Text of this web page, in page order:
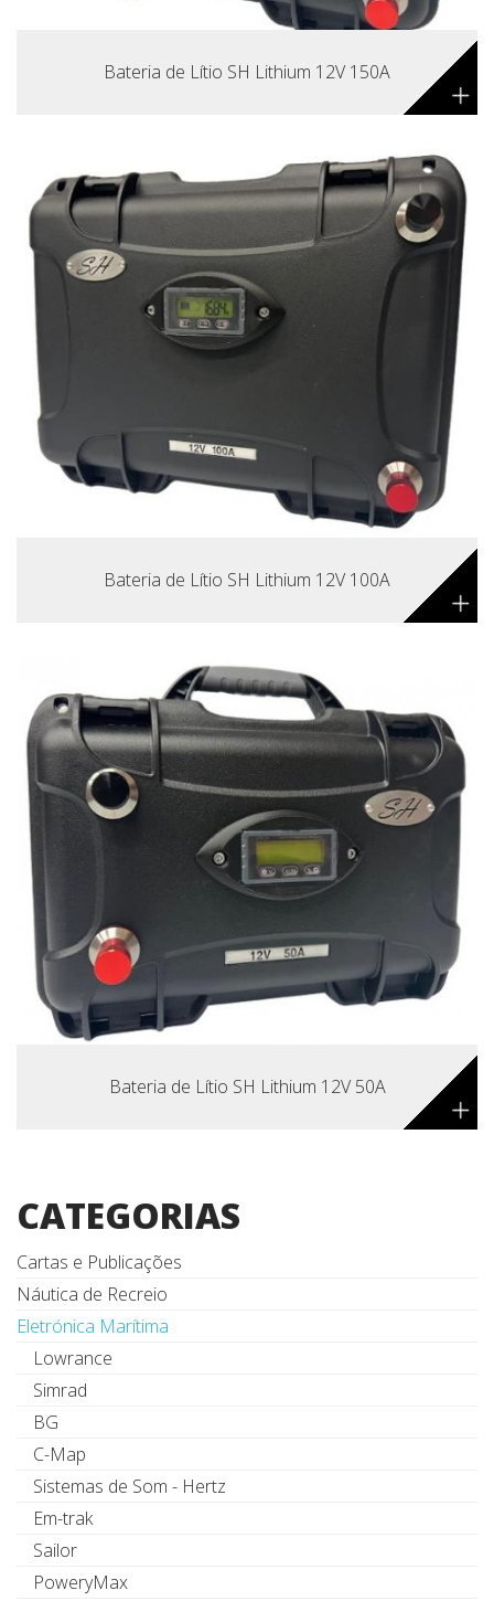
Bateria de Lítio SH Lithium 12V 150A +
Bateria de Lítio SH Lithium 12V 100A +
Bateria de Lítio SH Lithium 12V 50A +
CATEGORIAS
Cartas e Publicações
Náutica de Recreio
Eletrónica Marítima
Lowrance
Simrad
BG
C-Map
Sistemas de Som - Hertz
Em-trak
Sailor
PoweryMax